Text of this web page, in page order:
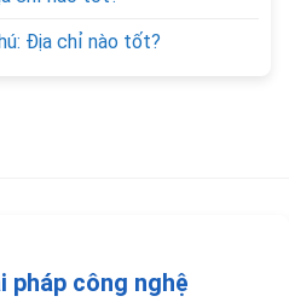
Địa chỉ nào tốt?
pháp công nghệ